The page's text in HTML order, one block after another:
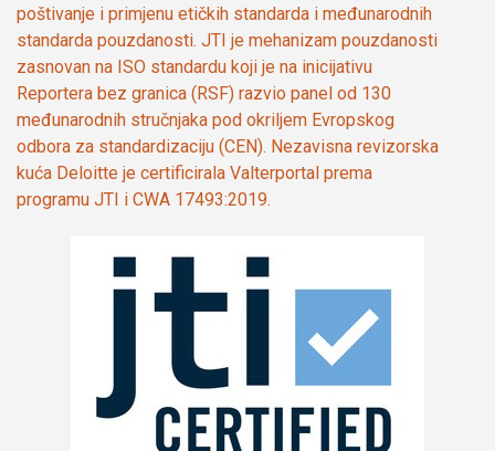
poštivanje i primjenu etičkih standarda i međunarodnih
standarda pouzdanosti. JTI je mehanizam pouzdanosti
zasnovan na ISO standardu koji je na inicijativu
Reportera bez granica (RSF) razvio panel od 130
međunarodnih stručnjaka pod okriljem Evropskog
odbora za standardizaciju (CEN). Nezavisna revizorska
kuća Deloitte je certificirala Valterportal prema
programu JTI i CWA 17493:2019.